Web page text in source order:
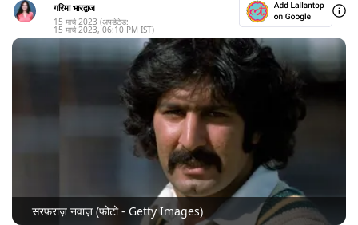
गरिमा भारद्वाज
15 मार्च 2023 (अपडेटेड:
15 मार्च 2023, 06:10 PM IST)
सरफ़राज़ नवाज़ (फोटो - Getty Images)